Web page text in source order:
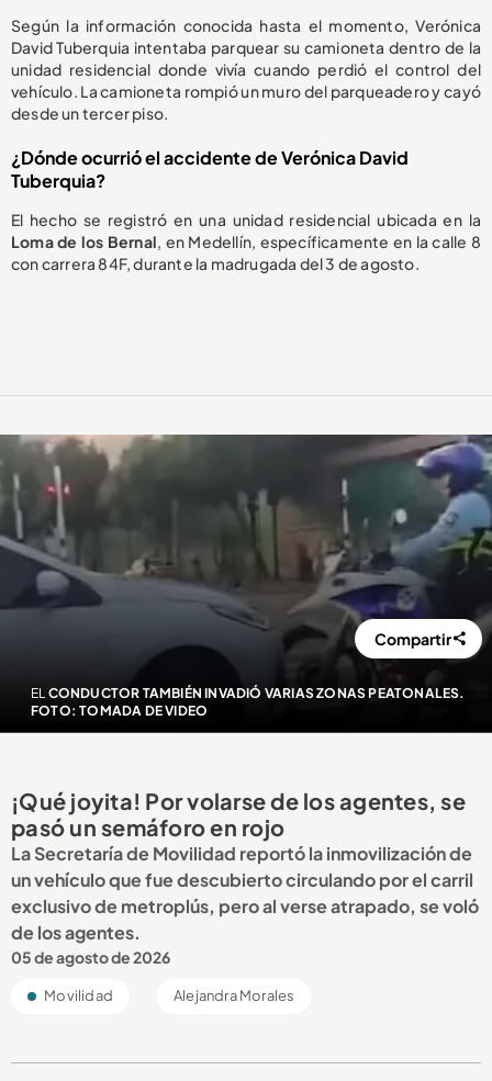
Según la información conocida hasta el momento, Verónica
David Tuberquia intentaba parquear su camioneta dentro de la
unidad residencial donde vivía cuando perdió el control del
vehículo. La camioneta rompió un muro del parqueadero y cayó
desde un tercer piso.
¿Dónde ocurrió el accidente de Verónica David
Tuberquia?
El hecho se registró en una unidad residencial ubicada en la
Loma de los Bernal, en Medellín, específicamente en la calle 8
con carrera 84F, durante la madrugada del 3 de agosto.
EL CONDUCTOR TAMBIÉN INVADIÓ VARIAS ZONAS PEATONALES.
FOTO: TOMADA DE VIDEO
Compartir
¡Qué joyita! Por volarse de los agentes, se
pasó un semáforo en rojo
La Secretaría de Movilidad reportó la inmovilización de
un vehículo que fue descubierto circulando por el carril
exclusivo de metroplús, pero al verse atrapado, se voló
de los agentes.
05 de agosto de 2026
Movilidad Alejandra Morales